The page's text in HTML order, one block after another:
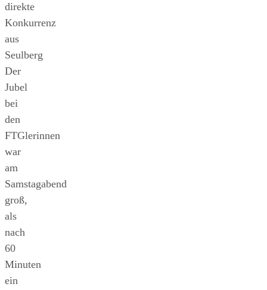
direkte
Konkurrenz
aus
Seulberg
Der
Jubel
bei
den
FTGlerinnen
war
am
Samstagabend
groß,
als
nach
60
Minuten
ein